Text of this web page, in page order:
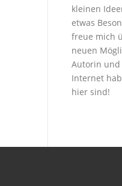
kleinen
etwas
freue mich
neuen
Autorin und
Internet
hier sind!